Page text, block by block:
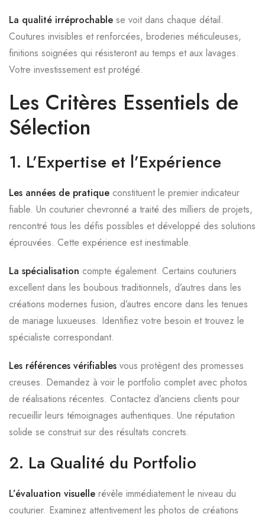
La qualité irréprochable se voit dans chaque détail.
Coutures invisibles et renforcées, broderies méticuleuses,
finitions soignées qui résisteront au temps et aux lavages.
Votre investissement est protégé.
Les Critères Essentiels de
Sélection
1. L’Expertise et l’Expérience
Les années de pratique constituent le premier indicateur
fiable. Un couturier chevronné a traité des milliers de projets,
rencontré tous les défis possibles et développé des solutions
éprouvées. Cette expérience est inestimable.
La spécialisation compte également. Certains couturiers
excellent dans les boubous traditionnels, d’autres dans les
créations modernes fusion, d’autres encore dans les tenues
de mariage luxueuses. Identifiez votre besoin et trouvez le
spécialiste correspondant.
Les références vérifiables vous protègent des promesses
creuses. Demandez à voir le portfolio complet avec photos
de réalisations récentes. Contactez d’anciens clients pour
recueillir leurs témoignages authentiques. Une réputation
solide se construit sur des résultats concrets.
2. La Qualité du Portfolio
L’évaluation visuelle révèle immédiatement le niveau du
couturier. Examinez attentivement les photos de créations